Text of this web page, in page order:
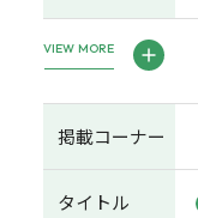
VIEW MORE
掲載コーナー
タイトル